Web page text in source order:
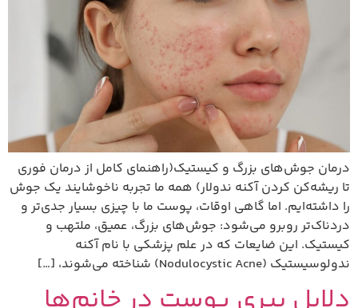
درمان جوش‌های بزرگ و کیستیک(راهنمای کامل از درمان فوری
تا ریشه‌کن کردن آکنه ندولار) همه ما تجربه ناخوشایند یک جوش
را داشته‌ایم. اما گاهی اوقات، پوست ما با چیزی بسیار جدی‌تر و
دردناک‌تر روبرو می‌شود: جوش‌های بزرگ، عمیق، ملتهب و
کیستیک. این ضایعات که در علم پزشکی با نام آکنه
ندولوسیستیک (Nodulocystic Acne) شناخته می‌شوند، […]